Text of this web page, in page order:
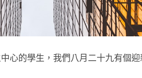
心的學生，我們八月二十九有個